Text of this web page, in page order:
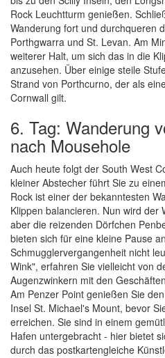
Rock Leuchtturm genießen.
Wanderung fort und durchqueren
Porthgwarra und St. Levan. Am
weiterer Halt, um sich das in die
anzusehen. Über einige steile
Strand von Porthcurno, der als
Cornwall gilt.
6. Tag: Wanderung
nach Mousehole
Auch heute folgt der South West
kleiner Abstecher führt Sie zu
Rock ist einer der bekanntesten
Klippen balancieren. Nun wird der
aber die reizenden Dörfchen
bieten sich für eine kleine Pause
Schmugglervergangenheit nicht
Wink", erfahren Sie vielleicht von
Augenzwinkern mit den
Am Penzer Point genießen Sie
Insel St. Michael's Mount, bevor
erreichen. Sie sind in einem
Hafen untergebracht - hier bietet
durch das postkartengleiche